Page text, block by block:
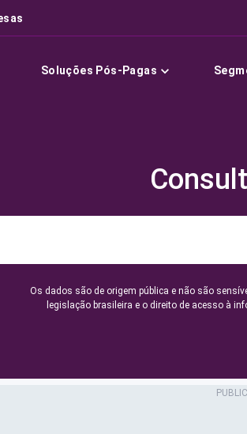
Soluções Pós-Pagas
Os dados são de origem pública e não são
legislação brasileira e o direito de acesso à